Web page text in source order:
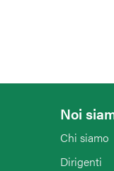
Noi
Chi siamo
Dirigenti